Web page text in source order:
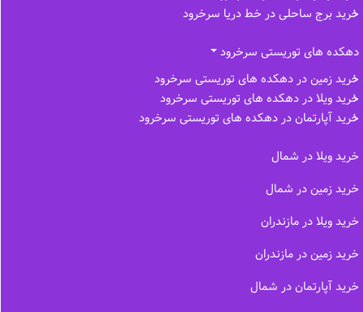
خرید برج ساحلی در خط‌ دریا سرخرود
دهکده های توریستی سرخرود
خرید زمین در دهکده های توریستی سرخرود
خرید ویلا در دهکده های توریستی سرخرود
خرید آپارتمان در دهکده های توریستی سرخرود
خرید ویلا در شمال
خرید زمین در شمال
خرید ویلا در مازندران
خرید زمین در مازندران
خرید آپارتمان در شمال